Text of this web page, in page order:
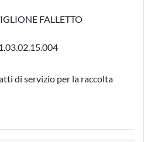
FALLETTO
di servizio per la raccolta